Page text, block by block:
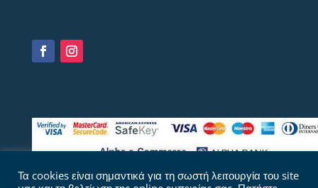
Τα cookies είναι σημαντικά για τη σωστή λειτουργία του site